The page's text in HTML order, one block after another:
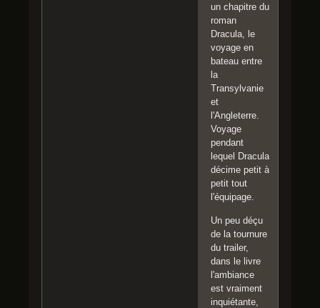
un chapitre du
roman
Dracula, le
voyage en
bateau entre
la
Transylvanie
et
l'Angleterre.
Voyage
pendant
lequel Dracula
décime petit à
petit tout
l'équipage.
Un peu déçu
de la tournure
du trailer,
dans le livre
l'ambiance
est vraiment
inquiétante,